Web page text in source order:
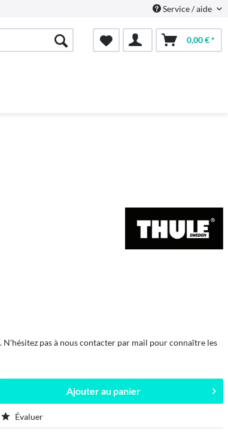
Service / aide
0,00 € *
N'hésitez pas à nous contacter par mail pour connaître les
Ajouter au panier
Évaluer